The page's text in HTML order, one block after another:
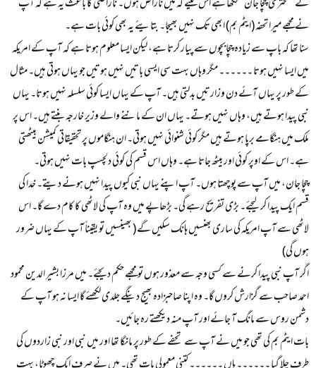
نے ’’محترمی چچا جان‘‘ لکھا ہے اس لیئے کہ میں ناراض ہوں۔ ناراضی کا باعث یہ ہے کہ آپ
نے مجھے میرا تحفہ (ایٹم بم) ابھی تک نہیں بھیجا۔ بتایئے یہ بھی کوئی بات ہے۔
سنا تھا کہ باپ سے زیادہ چچابچوں سے پیار کرتا ہے، لیکن ایسا معلوم ہوتا ہے کہ آپ کے امریکہ
میں ایسا نہیں ہوتا ۔۔۔۔۔۔ مگر وہاں بہت سی ایسی باتیں نہیں ہوتیں جو یہاں ہوتی ہیں۔ مثال
کے طور پر یہاں آئے دن وزارتیں بدلتی ہیں۔ آپ کے یہاں ایسا کوئی سلسلہ نہیں ہوتا۔ یہاں
نبی پیدا ہوتے ہیں، وہاں نہیں ہوتے۔ یہاں ان کے ماننے والے وزیر خارجہ بنتے ہیں۔ اس پر
ملک میں ہنگامے برپا ہوتے ہیں مگر کوئی شنوائی نہیں ہوتی۔ ان ہنگاموں پر تحقیقاتی کمیشن بیٹھتی
ہے۔ اس کے اوپر کوئی اور بیٹھ جاتا ہے۔ وہاں اس قسم کی کوئی دلچسپ بات نہیں ہوتی۔
چچا جان، میں آپ سے پوچھتا ہوں۔ آپ اپنے یہاں نبی کیوں پیدا نہیں ہونے دیتے۔ خدا کی
قسم ایک پیدا کر لیجئے۔ بڑی تفریح رہے گی۔ بڑھاپے میں وہ آپ کی لاٹھی کا کام دے گا۔ اس
لاٹھی سے آپ امریکہ کی ساری بھنسیں ہانک سکیں گے ( بھینسیں تو یقیناً آپ کے یہاں ضرور
ہوں گی)
اگر آپ نبی پیدا کرنے سے کسی وجہ سے معذور ہوں تو مجھے حکم دیجئے۔ میں مرزا بشیر الدین محمود
احمد صاحب سے گزارش کروں گا۔ وہ اپنا صاحبزادہ بھیج دینگے جلدی لکھئے گا ایسا نہ ہو آپ کے
دشمن روس سے مانگ آ جائے اور آپ منہ دیکھتے رہ جائیں۔
بات ایٹم بم کی تھی جو میں نے آپ سے تحفے کے طور پر مانگا تھا اور میں نبی اور نبی زاردوں کی